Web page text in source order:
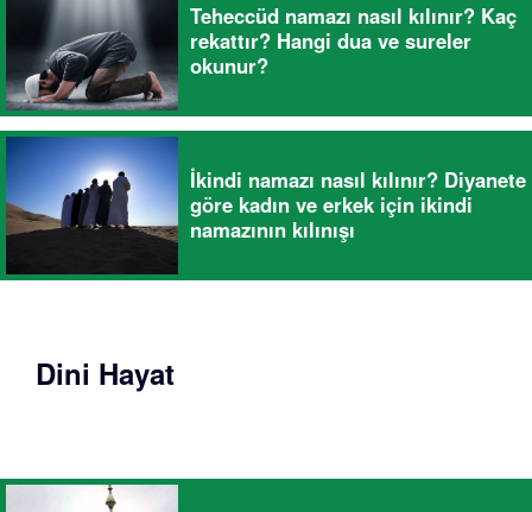
Teheccüd namazı nasıl kılınır? Kaç
rekattır? Hangi dua ve sureler
okunur?
İkindi namazı nasıl kılınır? Diyanete
göre kadın ve erkek için ikindi
namazının kılınışı
Dini Hayat